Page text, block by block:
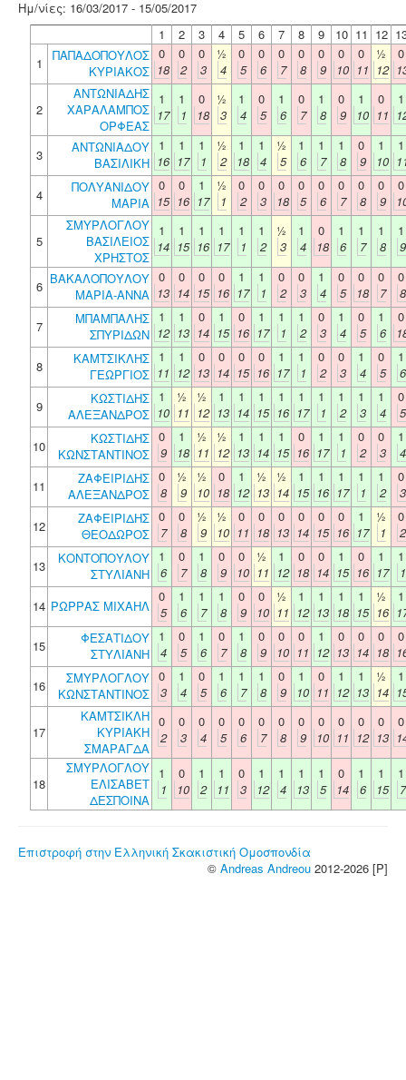
Ημ/νίες: 16/03/2017 - 15/05/2017
1
2 3 4 5 6 7 8 9 10 11 12
1
ΠΑΠΑΔΟΠΟΥΛΟΣ
ΚΥΡΙΑΚΟΣ
0
18
0
2
0
3
½
4
0
5
0
6
0
7
0
8
0
9
0
10
0
11
½
12
0
2
ΑΝΤΩΝΙΑΔΗΣ
ΧΑΡΑΛΑΜΠΟΣ
ΟΡΦΕΑΣ
1
17
1
1
0
18
½
3
1
4
0
5
1
6
0
7
1
8
0
9
1
10
0
11
1
3
ΑΝΤΩΝΙΑΔΟΥ
ΒΑΣΙΛΙΚΗ
1
16
1
17
1
1
½
2
1
18
1
4
½
5
1
6
1
7
1
8
0
9
1
10
1
4
ΠΟΛΥΑΝΙΔΟΥ
ΜΑΡΙΑ
0
15
0
16
1
17
½
1
0
2
0
3
0
18
0
5
0
6
0
7
0
8
0
9
0
5
ΣΜΥΡΛΟΓΛΟΥ
ΒΑΣΙΛΕΙΟΣ
ΧΡΗΣΤΟΣ
1
14
1
15
1
16
1
17
1
1
1
2
½
3
1
4
0
18
1
6
1
7
1
8
1
9
6 ΒΑΚΑΛOΠΟΥΛΟΥ
ΜΑΡΙΑ-ΑΝΝΑ
0
13
0
14
0
15
0
16
1
17
1
1
0
2
0
3
1
4
0
5
0
18
0
7
0
8
7
ΜΠΑΜΠΑΛΗΣ
ΣΠΥΡΙΔΩΝ
1
12
1
13
0
14
1
15
0
16
1
17
1
1
1
2
0
3
1
4
0
5
1
6
0
8
ΚΑΜΤΣΙΚΛΗΣ
ΓΕΩΡΓΙΟΣ
1
11
1
12
0
13
0
14
0
15
0
16
1
17
1
1
0
2
0
3
1
4
0
5
1
6
9
ΚΩΣΤΙΔΗΣ
ΑΛΕΞΑΝΔΡΟΣ
1
10
½
11
½
12
1
13
1
14
1
15
1
16
1
17
1
1
1
2
1
3
1
4
0
5
10
ΚΩΣΤΙΔΗΣ
ΚΩΝΣΤΑΝΤΙΝΟΣ
0
9
1
18
½
11
½
12
1
13
1
14
1
15
0
16
1
17
1
1
0
2
0
3
1
4
11
ΖΑΦΕΙΡΙΔΗΣ
ΑΛΕΞΑΝΔΡΟΣ
0
8
½
9
½
10
0
18
1
12
½
13
½
14
1
15
1
16
1
17
1
1
1
2
0
3
12
ΖΑΦΕΙΡΙΔΗΣ
ΘΕΟΔΩΡΟΣ
0
7
0
8
½
9
½
10
0
11
0
18
0
13
0
14
0
15
0
16
1
17
½
1
0
2
13
ΚΟΝΤΟΠΟΥΛΟΥ
ΣΤΥΛΙΑΝΗ
1
6
0
7
1
8
0
9
0
10
½
11
1
12
0
18
0
14
1
15
0
16
1
17
1
1
14 ΡΩΡΡΑΣ ΜΙΧΑΗΛ
0
5
1
6
1
7
1
8
0
9
0
10
½
11
1
12
1
13
1
18
1
15
½
16
1
15
ΦΕΣΑΤΙΔΟΥ
ΣΤΥΛΙΑΝΗ
1
4
0
5
1
6
0
7
1
8
0
9
0
10
0
11
1
12
0
13
0
14
0
18
0
16
ΣΜΥΡΛΟΓΛΟΥ
ΚΩΝΣΤΑΝΤΙΝΟΣ
0
3
1
4
0
5
1
6
1
7
1
8
0
9
1
10
0
11
1
12
1
13
½
14
1
17
ΚΑΜΤΣΙΚΛΗ
ΚΥΡΙΑΚΗ
ΣΜΑΡΑΓΔΑ
0
2
0
3
0
4
0
5
0
6
0
7
0
8
0
9
0
10
0
11
0
12
0
13
0
18
ΣΜΥΡΛΟΓΛΟΥ
ΕΛΙΣΑΒΕΤ
ΔΕΣΠΟΙΝΑ
1
1
0
10
1
2
1
11
0
3
1
12
1
4
1
13
1
5
0
14
1
6
1
15
1
7
Επιστροφή στην Ελληνική Σκακιστική Ομοσπονδία
© Andreas Andreou 2012-2026 [P]